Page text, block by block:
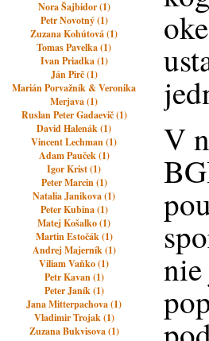
Nora Šajbidor (1)
Petr Novotný (1)
Zuzana Kohútová (1)
Tomas Pavelka (1)
Ivan Priadka (1)
Ján Pirč (1)
Marián Porvažník & Veronika
Merjava (1)
Ruslan Peter Gadaevič (1)
David Halenák (1)
Vincent Lechman (1)
Adam Pauček (1)
Igor Krist (1)
Peter Marcin (1)
Natalia Janikova (1)
Peter Kubina (1)
Matej Košalko (1)
Martin Estočák (1)
Andrej Majerník (1)
Viliam Vaňko (1)
Petr Kavan (1)
Peter Janík (1)
Jana Mitterpachova (1)
Vladimir Trojak (1)
Zuzana Bukvisova (1)
V